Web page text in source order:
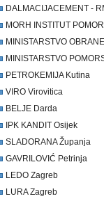
DALMACIJACEMENT -
MORH INSTITUT
MINISTARSTVO
MINISTARSTVO
PETROKEMIJA Kutina
VIRO Virovitica
BELJE Darda
IPK KANDIT Osijek
SLADORANA Županja
GAVRILOVIĆ Petrinja
LEDO Zagreb
LURA Zagreb